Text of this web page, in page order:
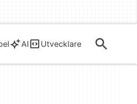
AI Utvecklare